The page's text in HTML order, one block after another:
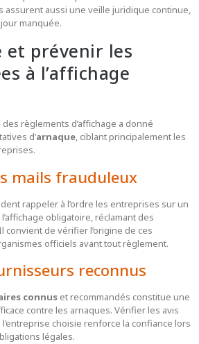
assurent aussi une veille juridique continue,
manquée.
et prévenir les
à l’affichage
règlements d’affichage a donné
d’arnaque, ciblant principalement les
mails frauduleux
rappeler à l’ordre les entreprises sur un
obligatoire, réclamant des
convient de vérifier l’origine de ces
officiels avant tout règlement.
reconnus
connus et recommandés constitue une
contre les arnaques. Vérifier les avis
choisie renforce la confiance lors
légales.